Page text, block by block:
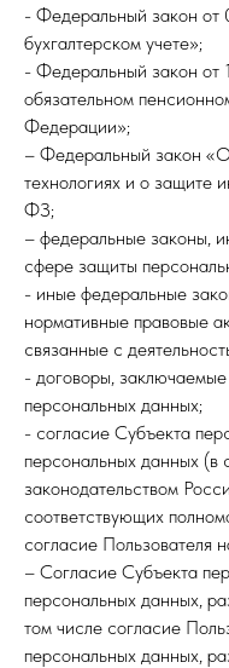
- Федеральный закон
бухгалтерском учете»;
- Федеральный закон
обязательном
Федерации»;
– Федеральный закон
технологиях и о защите
ФЗ;
– федеральные законы,
сфере защиты
- иные федеральные
нормативные правовые
связанные с
- договоры,
персональных данных;
- согласие Субъекта
персональных данных (в
законодательством
соответствующих
согласие Пользователя
– Согласие Субъекта
персональных данных,
том числе согласие
персональных данных,